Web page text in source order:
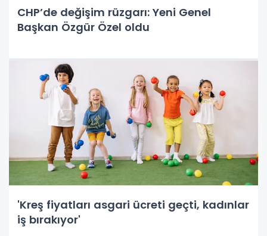
CHP’de değişim rüzgarı: Yeni Genel
Başkan Özgür Özel oldu
'Kreş fiyatları asgari ücreti geçti, kadınlar
iş bırakıyor'